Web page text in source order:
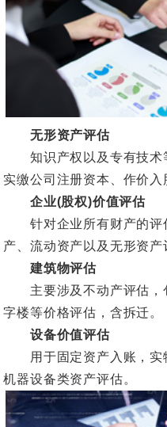
无形资产评估
知识产权以及专有技术
实缴公司注册资本、作价入
企业(股权)价值评估
针对企业所有财产的评
产、流动资产以及无形资产
建筑物评估
主要涉及不动产评估，
字楼等价格评估，含拆迁。
设备价值评估
用于固定资产入账，实
机器设备类资产评估。